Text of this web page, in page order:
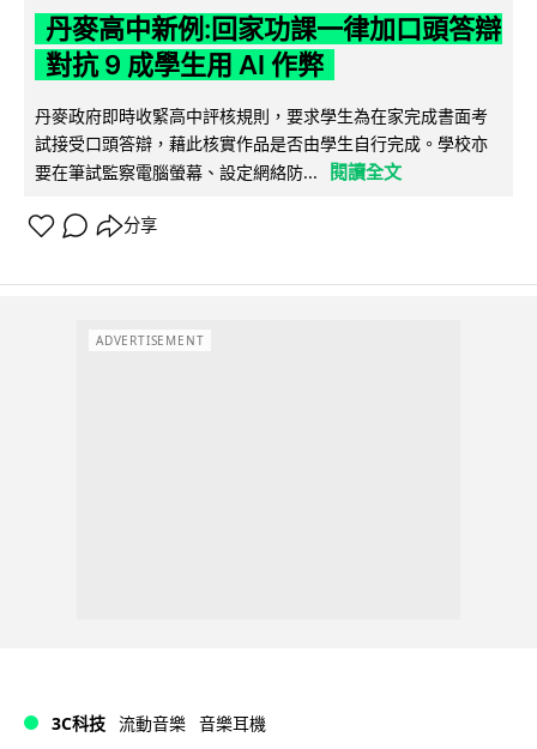
丹麥高中新例:回家功課一律加口頭答辯
對抗 9 成學生用 AI 作弊
丹麥政府即時收緊高中評核規則，要求學生為在家完成書面考
試接受口頭答辯，藉此核實作品是否由學生自行完成。學校亦
要在筆試監察電腦螢幕、設定網絡防...
閱讀全文
分享
ADVERTISEMENT
3C科技 流動音樂 音樂耳機